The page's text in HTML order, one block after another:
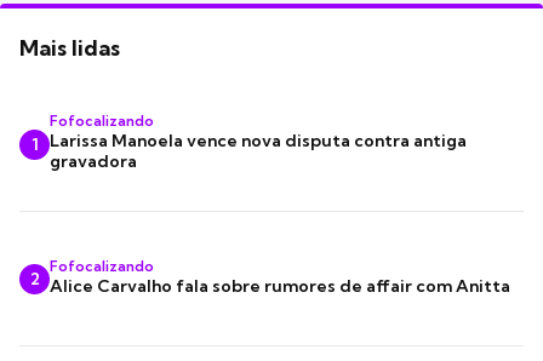
Mais lidas
1
Fofocalizando
Larissa Manoela vence nova disputa contra antiga
gravadora
2
Fofocalizando
Alice Carvalho fala sobre rumores de affair com Anitta